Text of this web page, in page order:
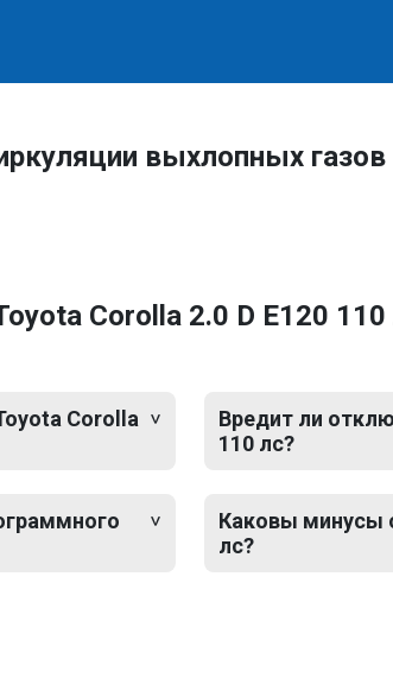
выхлопных
Corolla 2.0 D E120 110
Corolla
Вредит ли
110 лс?
Каковы минусы
лс?